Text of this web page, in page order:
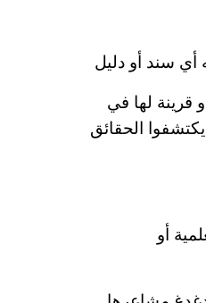
سند أو دليل
قرينة لها في
الحقائق
أو